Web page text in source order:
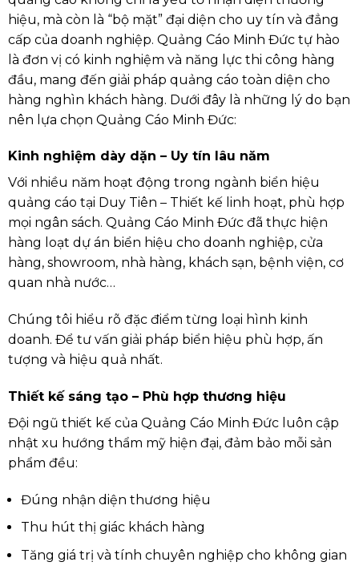
hiệu, mà còn là “bộ mặt” đại diện cho uy tín và đẳng
cấp của doanh nghiệp. Quảng Cáo Minh Đức tự hào
là đơn vị có kinh nghiệm và năng lực thi công hàng
đầu, mang đến giải pháp quảng cáo toàn diện cho
hàng nghìn khách hàng. Dưới đây là những lý do bạn
nên lựa chọn Quảng Cáo Minh Đức:
Kinh nghiệm dày dặn – Uy tín lâu năm
Với nhiều năm hoạt động trong ngành biển hiệu
quảng cáo tại Duy Tiên – Thiết kế linh hoạt, phù hợp
mọi ngân sách. Quảng Cáo Minh Đức đã thực hiện
hàng loạt dự án biển hiệu cho doanh nghiệp, cửa
hàng, showroom, nhà hàng, khách sạn, bệnh viện, cơ
quan nhà nước…
Chúng tôi hiểu rõ đặc điểm từng loại hình kinh
doanh. Để tư vấn giải pháp biển hiệu phù hợp, ấn
tượng và hiệu quả nhất.
Thiết kế sáng tạo – Phù hợp thương hiệu
Đội ngũ thiết kế của Quảng Cáo Minh Đức luôn cập
nhật xu hướng thẩm mỹ hiện đại, đảm bảo mỗi sản
phẩm đều:
Đúng nhận diện thương hiệu
Thu hút thị giác khách hàng
Tăng giá trị và tính chuyên nghiệp cho không gian